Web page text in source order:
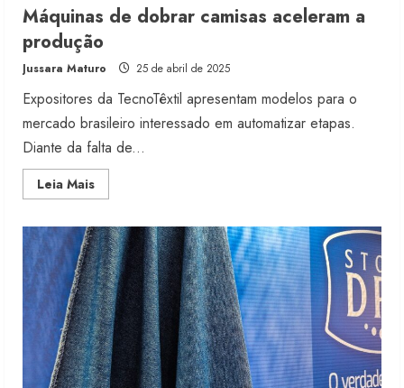
Máquinas de dobrar camisas aceleram a
produção
Jussara Maturo 25 de abril de 2025
Expositores da TecnoTêxtil apresentam modelos para o
mercado brasileiro interessado em automatizar etapas.
Diante da falta de...
Leia MaisRead
more
de
dobrar
camisas
aceleram
a
produção